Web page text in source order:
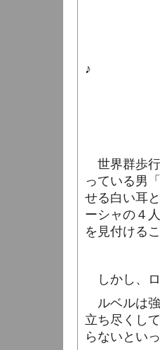
♪
世界群歩行
っている男「
せる白い耳
ーシャの４
を見付ける
しかし、
ルベルは強
立ち尽くし
らないとい